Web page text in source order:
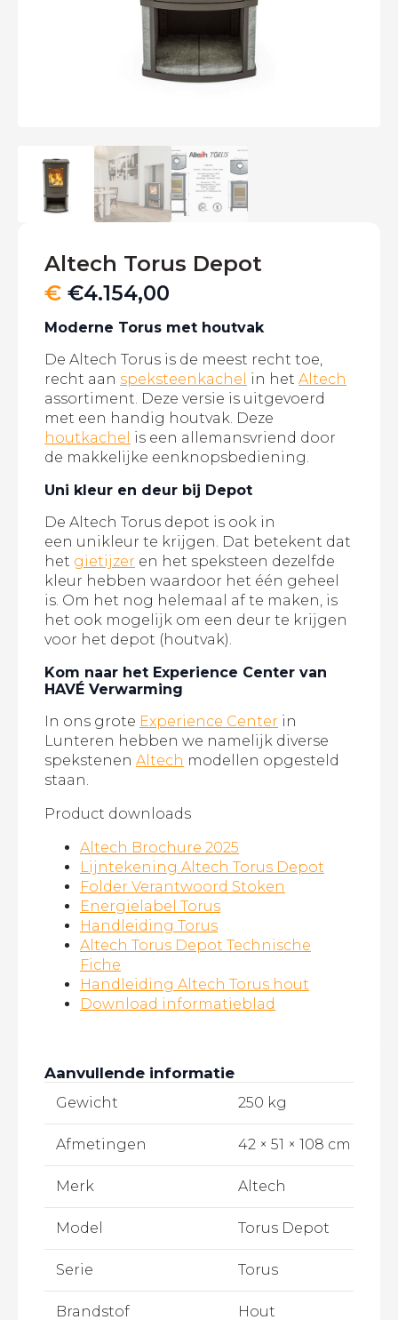
Altech Torus Depot
€ €4.154,00
Moderne Torus met houtvak
De Altech Torus is de meest recht toe,
recht aan speksteenkachel in het Altech
assortiment. Deze versie is uitgevoerd
met een handig houtvak. Deze
houtkachel
is een allemansvriend door
de makkelijke eenknopsbediening.
Uni kleur en deur bij Depot
De Altech Torus depot is ook in
een unikleur te krijgen. Dat betekent dat
het gietijzer en het speksteen dezelfde
kleur hebben waardoor het één geheel
is. Om het nog helemaal af te maken, is
het ook mogelijk om een deur te krijgen
voor het depot (houtvak).
Kom naar het Experience Center van
HAVÉ Verwarming
In ons grote Experience Center in
Lunteren hebben we namelijk diverse
spekstenen Altech modellen opgesteld
staan.
Product downloads
Altech Brochure 2025
Lijntekening Altech Torus Depot
Folder Verantwoord Stoken
Energielabel Torus
Handleiding Torus
Altech Torus Depot Technische
Fiche
Handleiding Altech Torus hout
Download informatieblad
Aanvullende informatie
Gewicht 250 kg
Afmetingen 42 × 51 × 108 cm
Merk Altech
Model Torus Depot
Serie Torus
Brandstof Hout